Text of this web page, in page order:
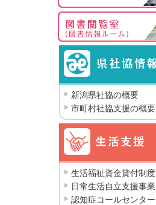
新潟県社協の概要
市町村社協支援の概要
生活福祉資金貸付制度
日常生活自立支援事業
認知症コールセンター